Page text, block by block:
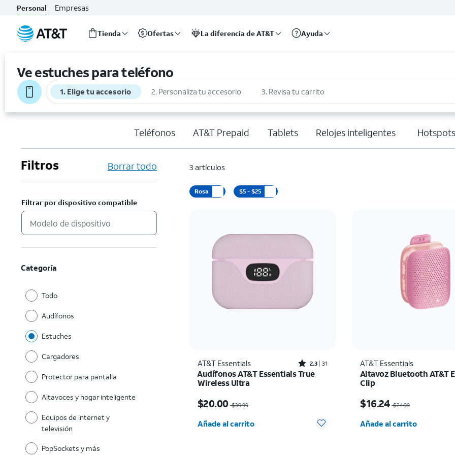
Personal Empresas
Tienda Ofertas La diferencia de AT&T Ayuda
Ve estuches para teléfono
1. Elige tu accesorio 2. Personaliza tu accesorio 3. Revisa tu carrito
Teléfonos AT&T Prepaid Tablets Relojes inteligentes
Filtros Borrar todo
Filtrar por dispositivo compatible
Categoría
Todo
Audífonos
Estuches
Cargadores
Protector para pantalla
Altavoces y hogar inteligente
Equipos de internet y
televisión
PopSockets y más
3 artículos
Rosa $5 - $25
AT&T Essentials Rated2.3out of 5 stars with31reviews
2.3 31
Audífonos AT&T Essentials True
Wireless Ultra
$20.00 $39.99
Añade al carrito
AT&T Essentials
Altavoz Bluetooth AT&T
Clip
$16.24 $24.99
Añade al carrito